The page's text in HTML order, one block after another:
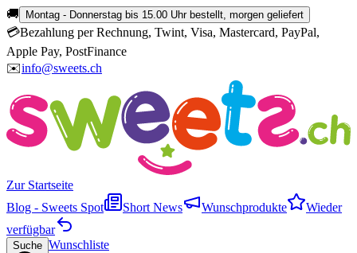
🚚 Montag - Donnerstag bis 15.00 Uhr bestellt, morgen geliefert
💳Bezahlung per Rechnung, Twint, Visa, Mastercard, PayPal,
Apple Pay, PostFinance
✉️info@sweets.ch
Zur Startseite
Blog - Sweets Spot
Short News Wunschprodukte
Wieder
verfügbar
Suche Wunschliste